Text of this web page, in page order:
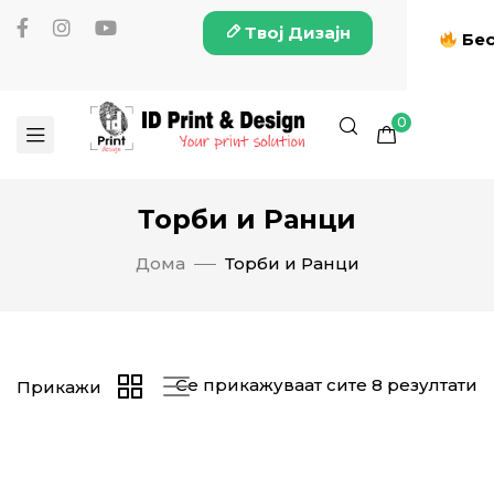
Твој Дизајн
0
Торби и Ранци
Дома Торби и Ранци
Се прикажуваат сите 8 резултати
Прикажи